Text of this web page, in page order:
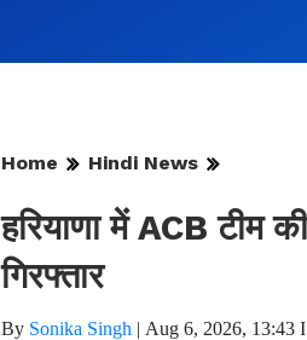
Home Hindi News
हरियाणा में ACB टीम
गिरफ्तार
By Sonika Singh | Aug 6, 2026, 13:43